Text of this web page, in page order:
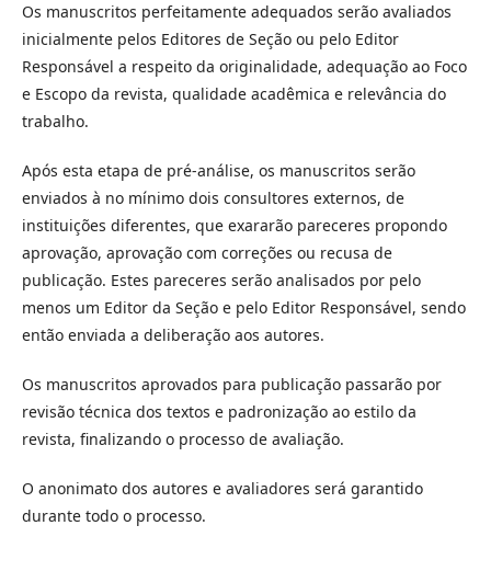
Os manuscritos perfeitamente adequados serão avaliados
inicialmente pelos Editores de Seção ou pelo Editor
Responsável a respeito da originalidade, adequação ao Foco
e Escopo da revista, qualidade acadêmica e relevância do
trabalho.
Após esta etapa de pré-análise, os manuscritos serão
enviados à no mínimo dois consultores externos, de
instituições diferentes, que exararão pareceres propondo
aprovação, aprovação com correções ou recusa de
publicação. Estes pareceres serão analisados por pelo
menos um Editor da Seção e pelo Editor Responsável, sendo
então enviada a deliberação aos autores.
Os manuscritos aprovados para publicação passarão por
revisão técnica dos textos e padronização ao estilo da
revista, finalizando o processo de avaliação.
O anonimato dos autores e avaliadores será garantido
durante todo o processo.